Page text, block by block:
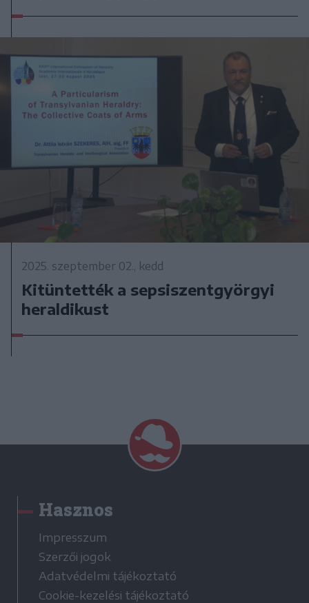
2025. szeptember 02., kedd
Kitüntették a sepsiszentgyörgyi
heraldikust
Hasznos
Impresszum
Szerzői jogok
Adatvédelmi tájékoztató
Cookie-kezelési tájékoztató